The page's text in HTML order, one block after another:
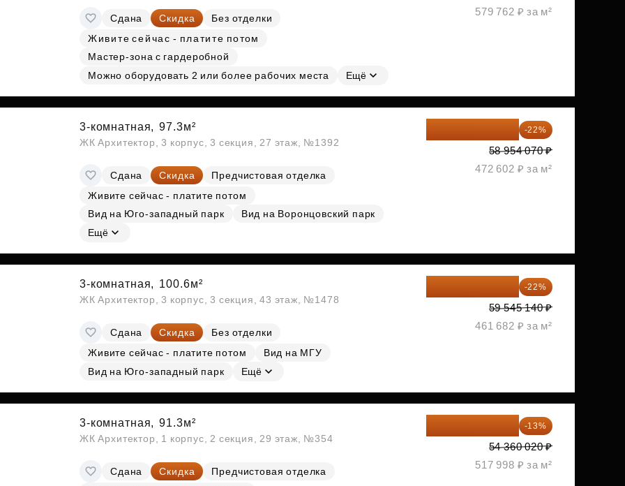
Сдана Скидка
Без отделки
Живите сейчас - платите потом
Мастер-зона с гардеробной
Можно оборудовать 2 или более рабочих места
Ещё
579 762 ₽ за м²
3-комнатная, 97.3м²
ЖК Архитектор, 3 корпус, 3 секция, 27 этаж, №1392
Сдана Скидка
Предчистовая отделка
Живите сейчас - платите потом
Вид на Юго-западный парк
Вид на Воронцовский парк
Ещё
-22%
58 954 070 ₽
472 602 ₽ за м²
3-комнатная, 100.6м²
ЖК Архитектор, 3 корпус, 3 секция, 43 этаж, №1478
Сдана Скидка
Без отделки
Живите сейчас - платите потом
Вид на МГУ
Вид на Юго-западный парк
Ещё
-22%
59 545 140 ₽
461 682 ₽ за м²
3-комнатная, 91.3м²
ЖК Архитектор, 1 корпус, 2 секция, 29 этаж, №354
Сдана Скидка
Предчистовая отделка
-13%
54 360 020 ₽
517 998 ₽ за м²